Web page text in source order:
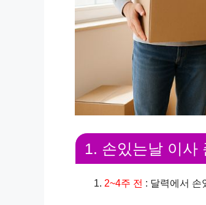
1. 손있는날 이사
2~4주 전 : 달력에서 손